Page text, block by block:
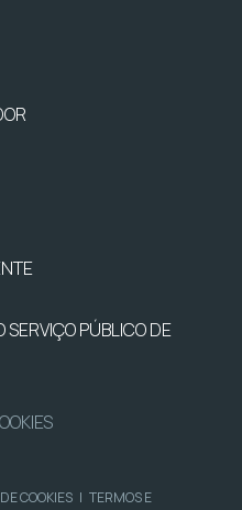
PÚBLICO DE
COOKIES | TERMOS E